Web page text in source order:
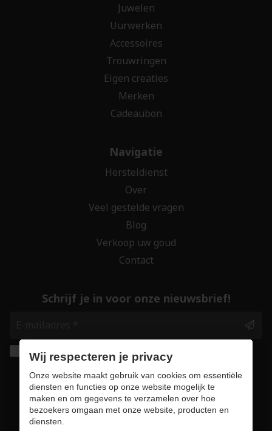
Juwelen
Uurwerken
Accessoires
Trouwringen
Eigen creaties
Merken
Cadeaubon
Navigatie
Hersteldienst
Over
Veel gestelde vragen
Blog
Verkoop uw goud
Contact
Schrijf je in voor onze nieuwsbrief!
Ik geef de toestemming om mijn gegevens te
bewaren en verwerken zoals aangegeven in
onzeprivacy statement. *
Wij respecteren je privacy
Onze website maakt gebruik van cookies om essentiële
diensten en functies op onze website mogelijk te
maken en om gegevens te verzamelen over hoe
bezoekers omgaan met onze website, producten en
diensten.